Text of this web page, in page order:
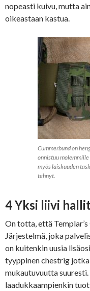
nopeasti kuivu, mutta
oikeastaan kastua.
Cummerbund on
onnistuu
myös laiskuuden
tehnyt.
4 Yksi liivi
On totta, että Templar’s
Järjestelmä, joka
on kuitenkin uusia
tyyppinen chestrig
mukautuvuutta
laadukkaampienkin